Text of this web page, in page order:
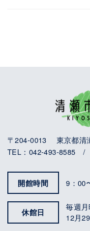
〒204-0013 東京都清
TEL：042-493-8585 /
開館時間 9：00
休館日
毎週
12月